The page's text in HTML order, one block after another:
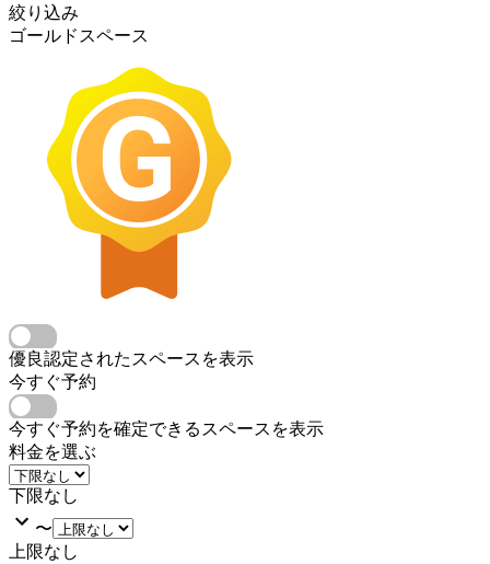
絞り込み
ゴールドスペース
優良認定されたスペースを表示
今すぐ予約
今すぐ予約を確定できるスペースを表示
料金を選ぶ
下限なし
〜
上限なし